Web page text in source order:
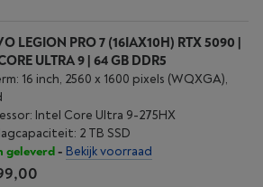
LEGION PRO 7 (16IAX10H) RTX 5090 |
ULTRA 9 | 64 GB DDR5
16 inch, 2560 x 1600 pixels (WQXGA),
Intel Core Ultra 9-275HX
2 TB SSD
geleverd- Bekijk voorraad